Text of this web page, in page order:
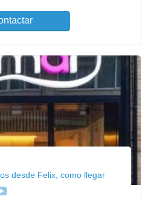
desde Felix, como llegar